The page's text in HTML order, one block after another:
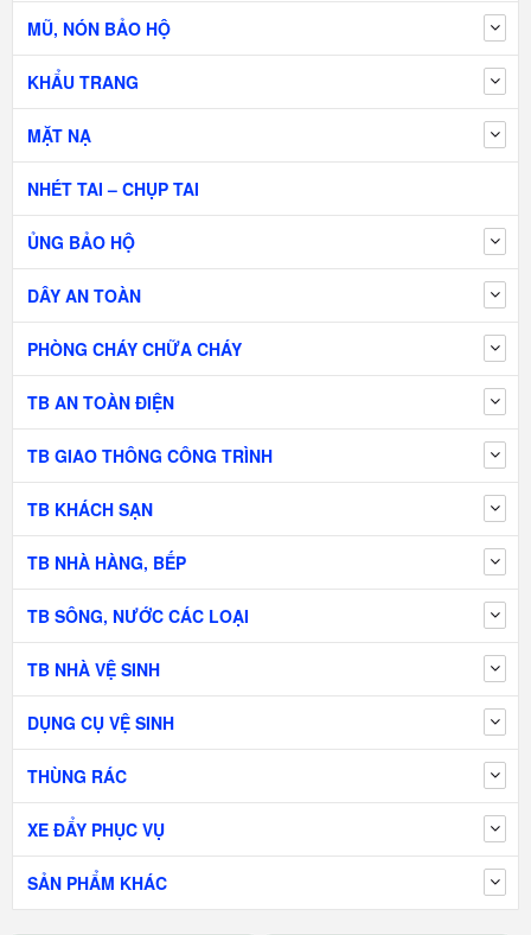
MŨ, NÓN BẢO HỘ
KHẨU TRANG
MẶT NẠ
NHÉT TAI – CHỤP TAI
ỦNG BẢO HỘ
DÂY AN TOÀN
PHÒNG CHÁY CHỮA CHÁY
TB AN TOÀN ĐIỆN
TB GIAO THÔNG CÔNG TRÌNH
TB KHÁCH SẠN
TB NHÀ HÀNG, BẾP
TB SÔNG, NƯỚC CÁC LOẠI
TB NHÀ VỆ SINH
DỤNG CỤ VỆ SINH
THÙNG RÁC
XE ĐẨY PHỤC VỤ
SẢN PHẨM KHÁC